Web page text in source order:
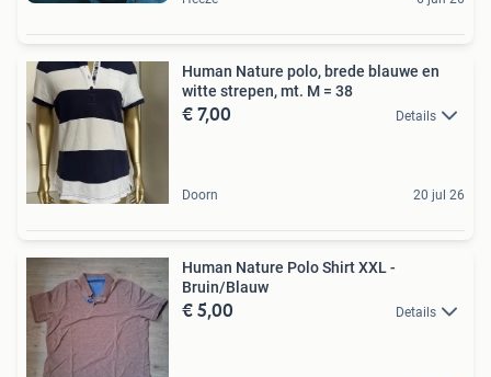
Human Nature polo, brede blauwe en
witte strepen, mt. M = 38
€ 7,00 Details
Doorn 20 jul 26
Human Nature Polo Shirt XXL -
Bruin/Blauw
€ 5,00 Details